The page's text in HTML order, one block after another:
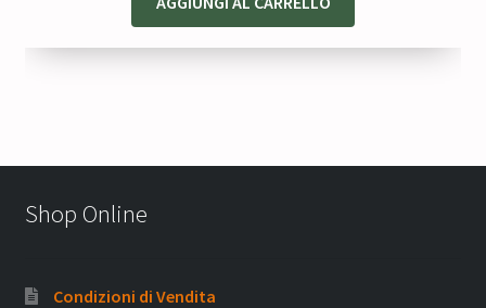
Shop Online
Condizioni di Vendita